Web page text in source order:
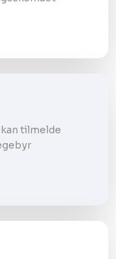
tilmelde